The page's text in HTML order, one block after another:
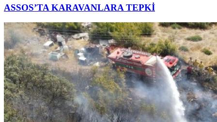
ASSOS’TA KARAVANLARA TEPKİ